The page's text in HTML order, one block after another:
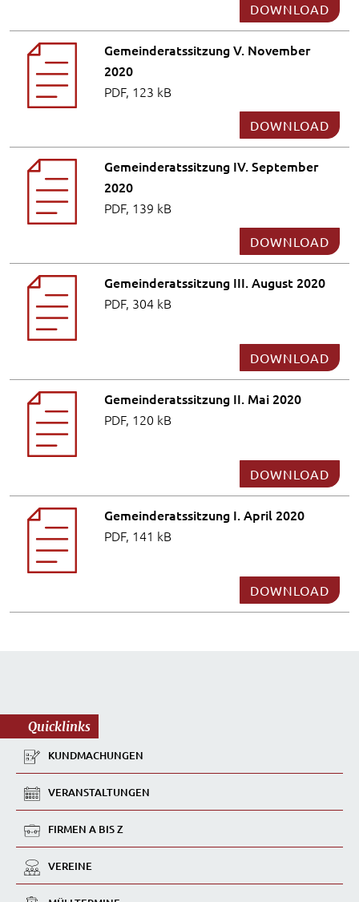
DOWNLOAD
Gemeinderatssitzung V. November
2020
PDF, 123 kB
DOWNLOAD
Gemeinderatssitzung IV. September
2020
PDF, 139 kB
DOWNLOAD
Gemeinderatssitzung III. August 2020
PDF, 304 kB
DOWNLOAD
Gemeinderatssitzung II. Mai 2020
PDF, 120 kB
DOWNLOAD
Gemeinderatssitzung I. April 2020
PDF, 141 kB
DOWNLOAD
Quicklinks
KUNDMACHUNGEN
VERANSTALTUNGEN
FIRMEN A BIS Z
VEREINE